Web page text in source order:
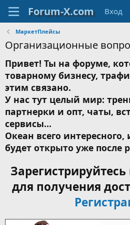
Вход
МаркетПлейсы
Организационные
Привет! Ты на форуме,
товарному бизнесу,
этим связано.
У нас тут целый мир:
партнерки и опт, чаты,
сервисы...
Океан всего интересного,
будет открыто уже после
для получения